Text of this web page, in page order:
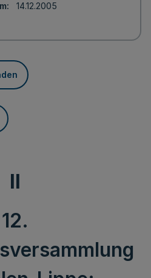
14.12.2005
II
12.